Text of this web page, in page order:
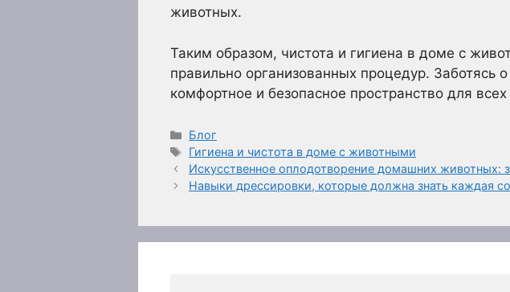
животных.
Таким образом, чистота и гигиена в доме с
правильно организованных процедур.
комфортное и безопасное пространство для
Рубрики
Блог
Метки
Гигиена и чистота в доме с животными
Искусственное оплодотворение домашних животных:
Навыки дрессировки, которые должна знать каждая